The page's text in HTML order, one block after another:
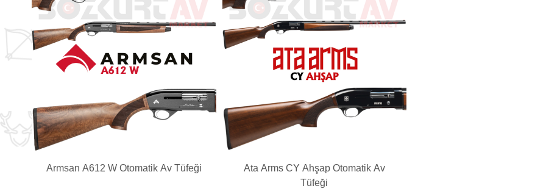
Armsan A612 W Otomatik Av Tüfeği
Ata Arms CY Ahşap Otomatik Av
Tüfeği